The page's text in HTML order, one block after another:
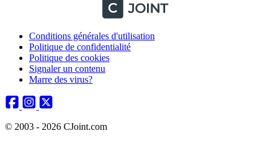
Conditions générales d'utilisation
Politique de confidentialité
Politique des cookies
Signaler un contenu
Marre des virus?
© 2003 - 2026 CJoint.com